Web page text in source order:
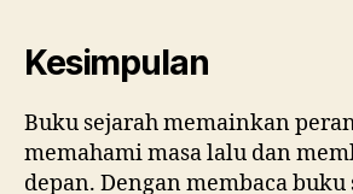
Kesimpulan
Buku sejarah memainkan
memahami masa lalu dan
depan. Dengan membaca